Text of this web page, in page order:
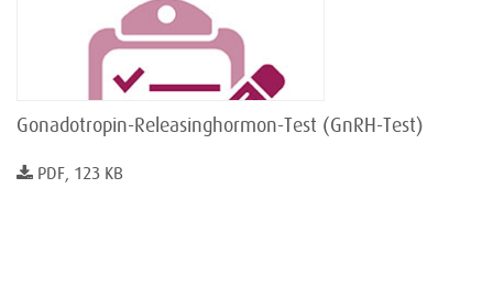
Gonadotropin-Releasinghormon-Test (GnRH-Test)
PDF, 123 KB